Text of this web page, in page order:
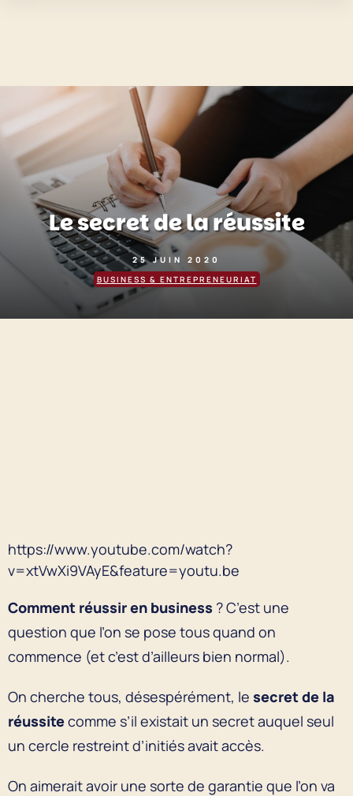
Le secret de la réussite
25 JUIN 2020
BUSINESS & ENTREPRENEURIAT
https://www.youtube.com/watch?
v=xtVwXi9VAyE&feature=youtu.be
Comment réussir en business ? C’est une
question que l’on se pose tous quand on
commence (et c’est d’ailleurs bien normal).
On cherche tous, désespérément, le secret de la
réussitecomme s’il existait un secret auquel seul
un cercle restreint d’initiés avait accès.
On aimerait avoir une sorte de garantie que l’on va